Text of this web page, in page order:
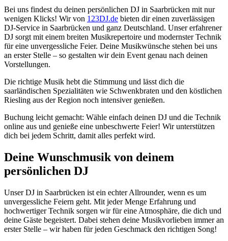
Bei uns findest du deinen persönlichen DJ in Saarbrücken mit nur
wenigen Klicks! Wir von 123DJ.de bieten dir einen zuverlässigen
DJ-Service in Saarbrücken und ganz Deutschland. Unser erfahrener
DJ sorgt mit einem breiten Musikrepertoire und modernster Technik
für eine unvergessliche Feier. Deine Musikwünsche stehen bei uns
an erster Stelle – so gestalten wir dein Event genau nach deinen
Vorstellungen.
Die richtige Musik hebt die Stimmung und lässt dich die
saarländischen Spezialitäten wie Schwenkbraten und den köstlichen
Riesling aus der Region noch intensiver genießen.
Buchung leicht gemacht: Wähle einfach deinen DJ und die Technik
online aus und genieße eine unbeschwerte Feier! Wir unterstützen
dich bei jedem Schritt, damit alles perfekt wird.
Deine Wunschmusik von deinem
persönlichen DJ
Unser DJ in Saarbrücken ist ein echter Allrounder, wenn es um
unvergessliche Feiern geht. Mit jeder Menge Erfahrung und
hochwertiger Technik sorgen wir für eine Atmosphäre, die dich und
deine Gäste begeistert. Dabei stehen deine Musikvorlieben immer an
erster Stelle – wir haben für jeden Geschmack den richtigen Song!